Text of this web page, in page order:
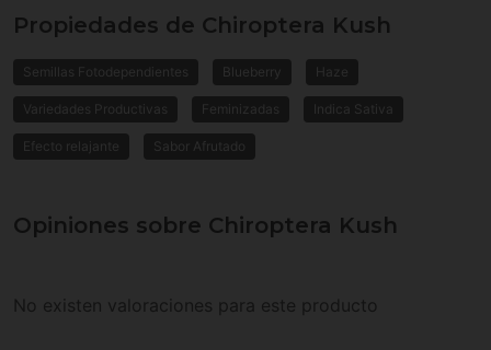
Propiedades de Chiroptera Kush
Semillas Fotodependientes Blueberry Haze
Variedades Productivas Feminizadas Indica Sativa
Efecto relajante Sabor Afrutado
Opiniones sobre Chiroptera Kush
No existen valoraciones para este producto